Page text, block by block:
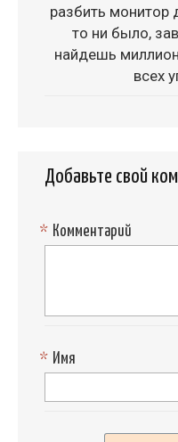
разбить монитор
то ни было,
найдешь
всех
Добавьте свой
Комментарий
*
Имя
*